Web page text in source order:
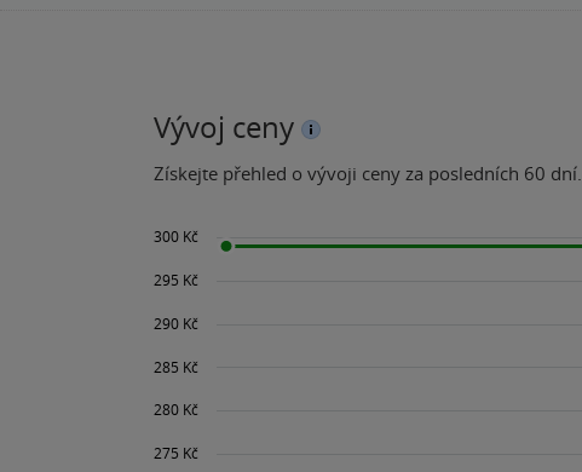
Vývoj ceny
Získejte přehled o vývoji ceny za posledních 60 dní.